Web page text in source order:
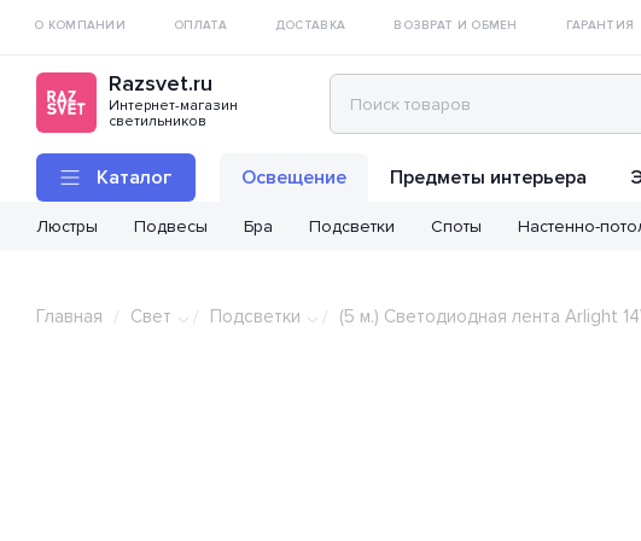
О КОМПАНИИ ОПЛАТА ДОСТАВКА ВОЗВРАТ И ОБМЕН ГАРАНТИЯ
Razsvet.ru
Интернет-магазин
светильников
Каталог Освещение
Люстры Подвесы Бра Подсветки Споты Настенно-
Предметы интерьера
Главная / Свет / Подсветки / (5 м.) Светодиодная лента Arlight